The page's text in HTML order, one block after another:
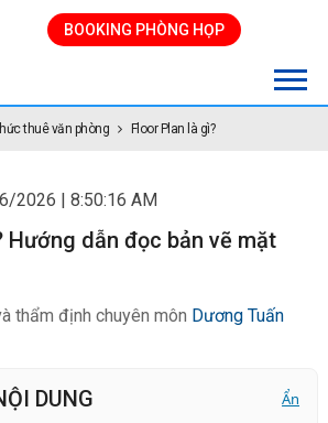
BOOKING PHÒNG HỌP
thuê văn phòng Floor Plan là gì?
2026 | 8:50:16 AM
Hướng dẫn đọc bản vẽ mặt
thẩm định chuyên môn Dương Tuấn
DUNG Ẩn